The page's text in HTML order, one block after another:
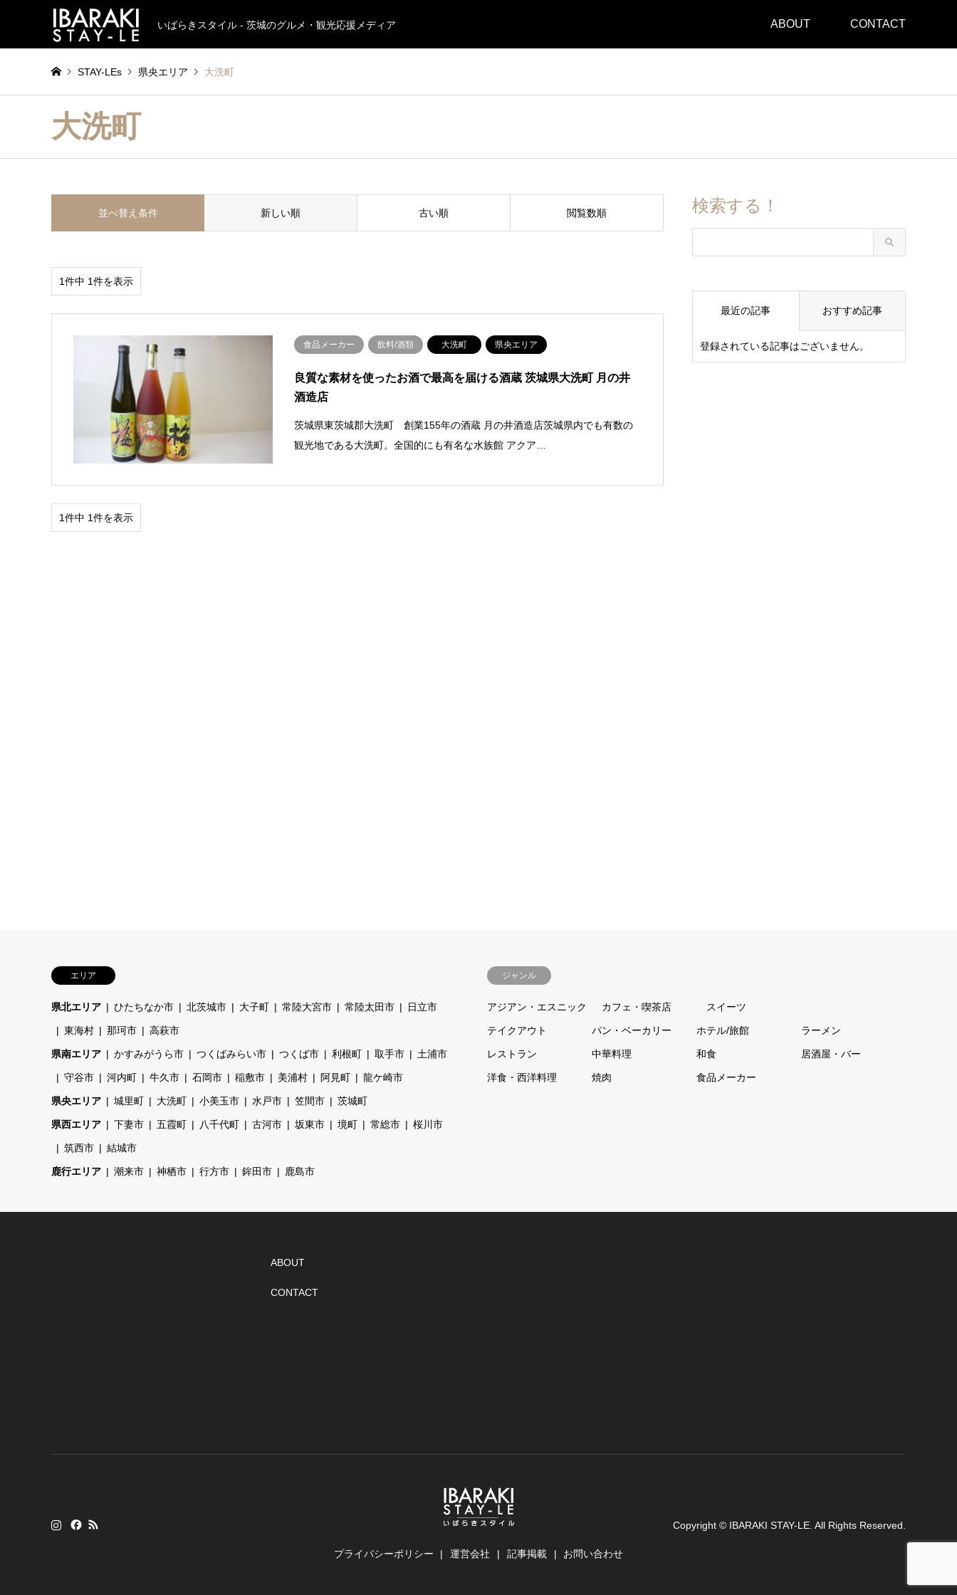
いばらきスタイル - 茨城のグルメ・観光応援メディア ABOUT CONTACT
STAY-LEs 県央エリア 大洗町
大洗町
並べ替え条件 新しい順 古い順 閲覧数順
1件中 1件を表示
食品メーカー 飲料/酒類 大洗町 県央エリア
良質な素材を使ったお酒で最高を届ける酒蔵 茨城県大洗町 月の井
酒造店
茨城県東茨城郡大洗町 創業155年の酒蔵 月の井酒造店茨城県内でも有数の
観光地である大洗町。全国的にも有名な水族館 アクア…
1件中 1件を表示
検索する！
最近の記事 おすすめ記事
登録されている記事はございません。
エリア
県北エリア ひたちなか市 北茨城市 大子町 常陸大宮市 常陸太田市 日立市
東海村 那珂市 高萩市
県南エリア かすみがうら市 つくばみらい市 つくば市 利根町 取手市 土浦市
守谷市 河内町 牛久市 石岡市 稲敷市 美浦村 阿見町 龍ケ崎市
県央エリア 城里町 大洗町 小美玉市 水戸市 笠間市 茨城町
県西エリア 下妻市 五霞町 八千代町 古河市 坂東市 境町 常総市 桜川市
筑西市 結城市
鹿行エリア 潮来市 神栖市 行方市 鉾田市 鹿島市
ジャンル
アジアン・エスニック カフェ・喫茶店 スイーツ
テイクアウト パン・ベーカリー ホテル/旅館 ラーメン
レストラン 中華料理 和食 居酒屋・バー
洋食・西洋料理 焼肉 食品メーカー
ABOUT
CONTACT
プライバシーポリシー 運営会社 記事掲載 お問い合わせ
Copyright © IBARAKI STAY-LE . All Rights Reserved.